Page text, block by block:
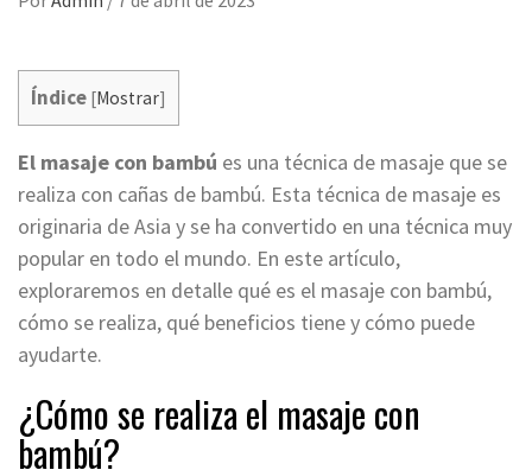
Índice [Mostrar]
El masaje con bambú es una técnica de masaje que se
realiza con cañas de bambú. Esta técnica de masaje es
originaria de Asia y se ha convertido en una técnica muy
popular en todo el mundo. En este artículo,
exploraremos en detalle qué es el masaje con bambú,
cómo se realiza, qué beneficios tiene y cómo puede
ayudarte.
¿Cómo se realiza el masaje con
bambú?